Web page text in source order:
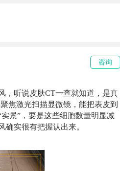
咨询
，听说皮肤CT一查就知道，是真
焦激光扫描显微镜，能把表皮到
景”，要是这些细胞数量明显减
实很有把握认出来。